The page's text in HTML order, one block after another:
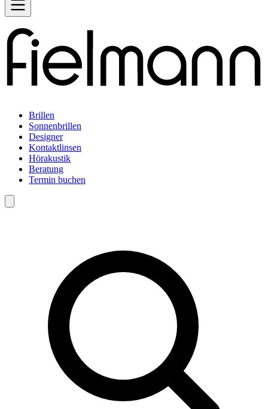
Brillen
Sonnenbrillen
Designer
Kontaktlinsen
Hörakustik
Beratung
Termin buchen